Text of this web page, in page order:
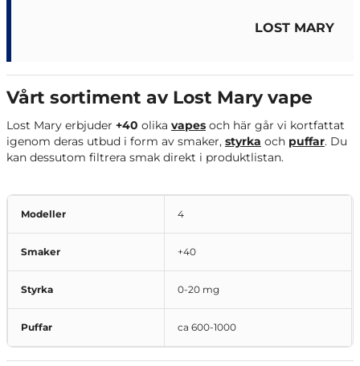
LOST MARY
Vårt sortiment av Lost Mary vape
Lost Mary erbjuder +40 olika vapes och här går vi kortfattat
igenom deras utbud i form av smaker, styrka och puffar. Du
kan dessutom filtrera smak direkt i produktlistan.
Modeller 4
Smaker +40
Styrka 0-20 mg
Puffar ca 600-1000